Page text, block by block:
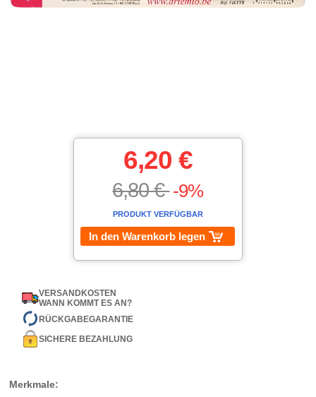
6,20 €
6,80 €-9%
PRODUKT VERFÜGBAR
In den Warenkorb legen
VERSANDKOSTEN
WANN KOMMT ES AN?
RÜCKGABEGARANTIE
SICHERE BEZAHLUNG
Merkmale: